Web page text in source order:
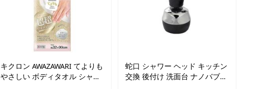
キクロン AWAZAWARI てよりも
やさしい ボディタオル シャン
蛇口 シャワー ヘッド キッチン
交換 後付け 洗面台 ナノバブル